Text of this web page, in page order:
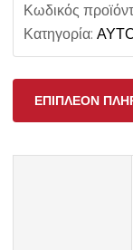
Κωδικός
Κατηγορία:
ΕΠΙΠΛΈΟΝ